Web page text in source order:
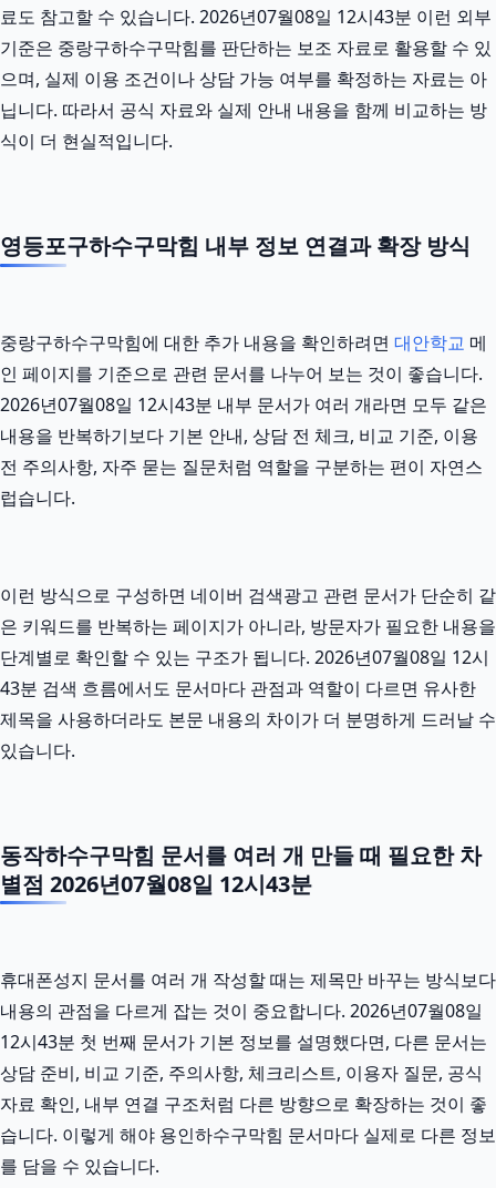
료도 참고할 수 있습니다. 2026년07월08일 12시43분 이런 외부
기준은 중랑구하수구막힘를 판단하는 보조 자료로 활용할 수 있
으며, 실제 이용 조건이나 상담 가능 여부를 확정하는 자료는 아
닙니다. 따라서 공식 자료와 실제 안내 내용을 함께 비교하는 방
식이 더 현실적입니다.
영등포구하수구막힘 내부 정보 연결과 확장 방식
중랑구하수구막힘에 대한 추가 내용을 확인하려면 대안학교 메
인 페이지를 기준으로 관련 문서를 나누어 보는 것이 좋습니다.
2026년07월08일 12시43분 내부 문서가 여러 개라면 모두 같은
내용을 반복하기보다 기본 안내, 상담 전 체크, 비교 기준, 이용
전 주의사항, 자주 묻는 질문처럼 역할을 구분하는 편이 자연스
럽습니다.
이런 방식으로 구성하면 네이버 검색광고 관련 문서가 단순히 같
은 키워드를 반복하는 페이지가 아니라, 방문자가 필요한 내용을
단계별로 확인할 수 있는 구조가 됩니다. 2026년07월08일 12시
43분 검색 흐름에서도 문서마다 관점과 역할이 다르면 유사한
제목을 사용하더라도 본문 내용의 차이가 더 분명하게 드러날 수
있습니다.
동작하수구막힘 문서를 여러 개 만들 때 필요한 차
별점 2026년07월08일 12시43분
휴대폰성지 문서를 여러 개 작성할 때는 제목만 바꾸는 방식보다
내용의 관점을 다르게 잡는 것이 중요합니다. 2026년07월08일
12시43분 첫 번째 문서가 기본 정보를 설명했다면, 다른 문서는
상담 준비, 비교 기준, 주의사항, 체크리스트, 이용자 질문, 공식
자료 확인, 내부 연결 구조처럼 다른 방향으로 확장하는 것이 좋
습니다. 이렇게 해야 용인하수구막힘 문서마다 실제로 다른 정보
를 담을 수 있습니다.